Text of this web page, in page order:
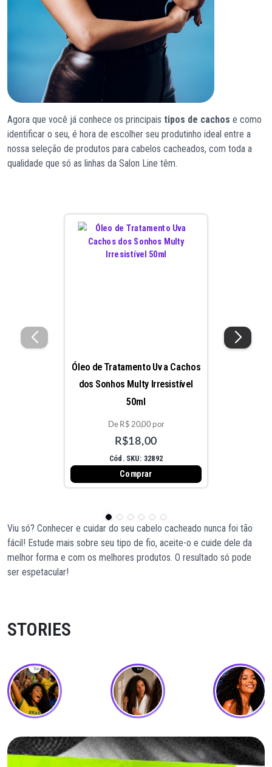
Agora que você já conhece os principais tipos de cachos e como
identificar o seu, é hora de escolher seu produtinho ideal entre a
nossa seleção de produtos para cabelos cacheados, com toda a
qualidade que só as linhas da Salon Line têm.
Óleo de Tratamento Uva Cachos
dos Sonhos Multy Irresistível
50ml
De R$ 20,00 por
R$18,00
Cód. SKU: 32892
Comprar
Viu só? Conhecer e cuidar do seu cabelo cacheado nunca foi tão
fácil! Estude mais sobre seu tipo de fio, aceite-o e cuide dele da
melhor forma e com os melhores produtos. O resultado só pode
ser espetacular!
STORIES